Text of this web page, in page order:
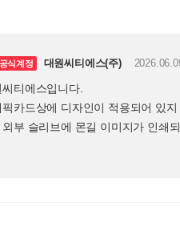
식계정 대원씨티에스(주)
티에스입니다.
카드상에 디자인이 적용되어 있지
부 슬리브에 몬길 이미지가 인쇄